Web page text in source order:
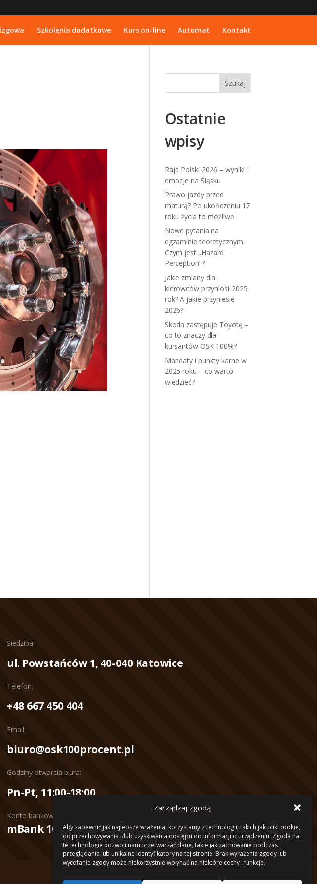
Zarządzaj zgodą
Aby zapewnić jak najlepsze wrażenia, korzystamy z technologii, takich jak pliki cookie,
do przechowywania i/lub uzyskiwania dostępu do informacji o urządzeniu. Zgoda na
te technologie pozwoli nam przetwarzać dane, takie jak zachowanie podczas
przeglądania lub unikalne identyfikatory na tej stronie. Brak wyrażenia zgody lub
wycofanie zgody może niekorzystnie wpłynąć na niektóre cechy i funkcje.
Szkolenia dodatkowe Kurs on-line Automat Kontakt
Ostatnie
wpisy
Rajd Polski 2026 – wyniki i
emocje na Śląsku
Prawo jazdy przed
maturą? Po ukończeniu 17
roku życia to możliwe.
Nowe pytania na
egzaminie teoretycznym.
Czym jest „Hazard
Perception”?
Jakie zmiany dla
kierowców przyniósł 2025
rok? A jakie przyniesie
2026?
Skoda zastępuje Toyotę –
co to znaczy dla
kursantów OSK 100%?
Mandaty i punkty karne w
2025 roku – co warto
wiedzieć?
Siedziba:
ul. Powstańców 1, 40-040 Katowice
Telefon:
+48 667 450 404
Email:
biuro@osk100procent.pl
Godziny otwarcia biura:
Pn-Pt, 11:00-18:00
Konto bankowe:
mBank 10 1140 2017 0000 4102 1053 4040